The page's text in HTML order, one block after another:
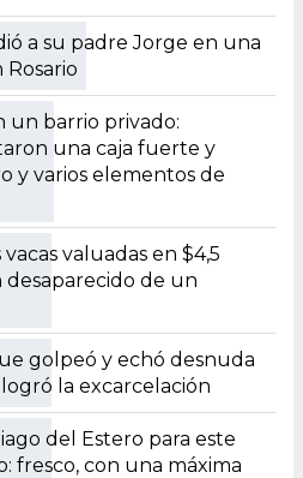
a su padre Jorge en una
un barrio privado:
una caja fuerte y
y varios elementos de
valuadas en $4,5
de un
golpeó y echó desnuda
la excarcelación
del Estero para este
fresco, con una máxima